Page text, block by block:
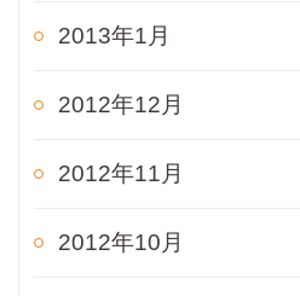
2013年1月
2012年12月
2012年11月
2012年10月